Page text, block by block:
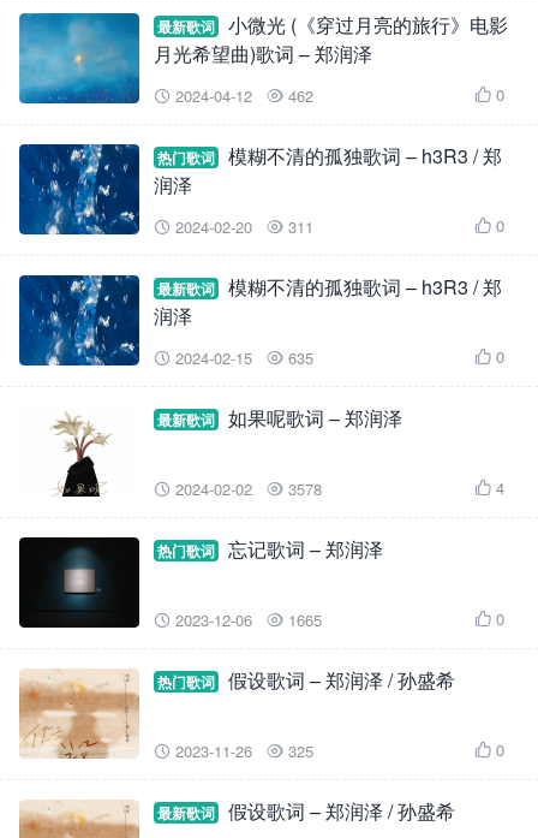
最新歌词
小微光 (《穿过月亮的旅行》电影
月光希望曲)歌词 – 郑润泽
 2024-04-12  462  0
热门歌词
模糊不清的孤独歌词 – h3R3 / 郑
润泽
 2024-02-20  311  0
最新歌词
模糊不清的孤独歌词 – h3R3 / 郑
润泽
 2024-02-15  635  0
最新歌词 如果呢歌词 – 郑润泽
 2024-02-02  3578  4
热门歌词 忘记歌词 – 郑润泽
 2023-12-06  1665  0
热门歌词 假设歌词 – 郑润泽 / 孙盛希
 2023-11-26  325  0
最新歌词 假设歌词 – 郑润泽 / 孙盛希